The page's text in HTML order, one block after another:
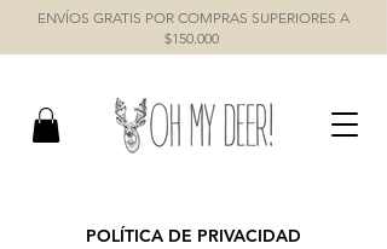
ENVÍOS GRATIS POR COMPRAS SUPERIORES A
$150.000
POLÍTICA DE PRIVACIDAD